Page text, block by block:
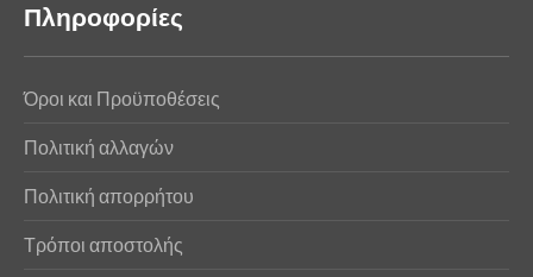
Πληροφορίες
Όροι και Προϋποθέσεις
Πολιτική αλλαγών
Πολιτική απορρήτου
Τρόποι αποστολής